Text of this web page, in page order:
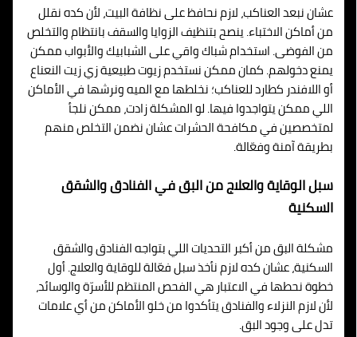
عشان نبعد العناكب، لازم نحافظ على نظافة البيت، لأن كده نقلل
من أماكن الاختباء. ينصح بتنظيف الزوايا والسقف بانتظام والتخلص
من الفوضى. استخدام شباك واقي على الشبابيك والأبواب ممكن
يمنع دخولهم. كمان ممكن نستخدم زيوت طبيعية زي زيت النعناع
أو اللافندر كطارد للعناكب؛ نخلطها مع الميه ونرشها في الأماكن
اللي ممكن يتواجدوا فيها. لو المشكلة زادت، ممكن نلجأ
لمتخصصين في مكافحة الحشرات عشان نضمن التخلص منهم
بطريقة آمنة وفعّالة.
سبل الوقاية والعلاج من البق في الفنادق والشقق
السكنية
مشكلة البق من أكبر التحديات اللي بتواجه الفنادق والشقق
السكنية، عشان كده لازم نأخذ سبل فعّالة للوقاية والعلاج. أول
خطوة نحطها في الاعتبار هي الفحص المنتظم للأسرّة والوسائد،
لأن لازم النزلاء والفنادق يتأكدوا من خلو الأماكن من أي علامات
تدل على وجود البق.